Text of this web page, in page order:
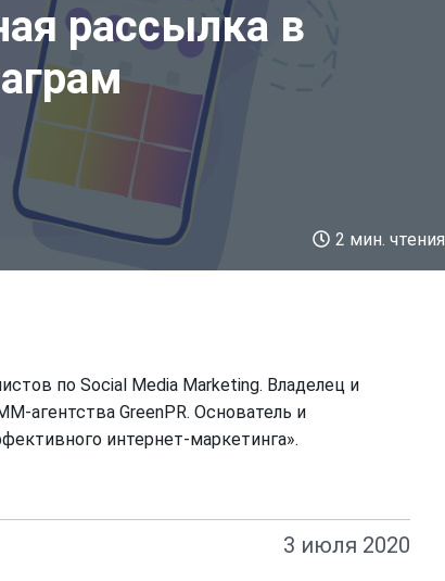
рассылка в
2 мин. чтения
по Social Media Marketing. Владелец и
агентства GreenPR. Основатель и
интернет-маркетинга».
3 июля 2020